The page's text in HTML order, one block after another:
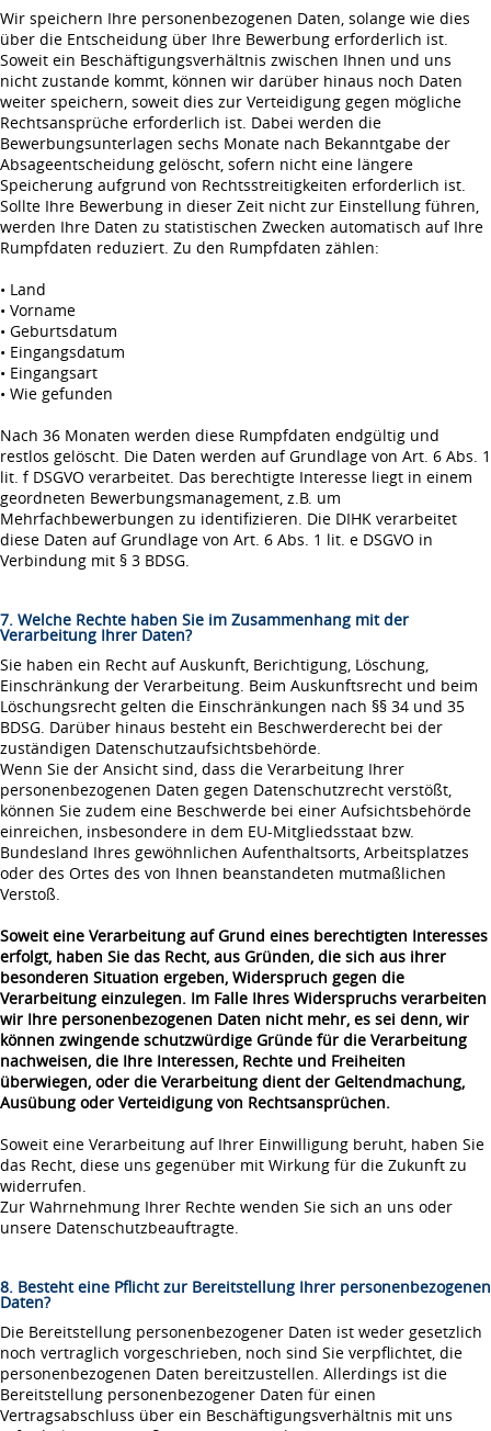
Wir speichern Ihre personenbezogenen Daten, solange wie dies
über die Entscheidung über Ihre Bewerbung erforderlich ist.
Soweit ein Beschäftigungsverhältnis zwischen Ihnen und uns
nicht zustande kommt, können wir darüber hinaus noch Daten
weiter speichern, soweit dies zur Verteidigung gegen mögliche
Rechtsansprüche erforderlich ist. Dabei werden die
Bewerbungsunterlagen sechs Monate nach Bekanntgabe der
Absageentscheidung gelöscht, sofern nicht eine längere
Speicherung aufgrund von Rechtsstreitigkeiten erforderlich ist.
Sollte Ihre Bewerbung in dieser Zeit nicht zur Einstellung führen,
werden Ihre Daten zu statistischen Zwecken automatisch auf Ihre
Rumpfdaten reduziert. Zu den Rumpfdaten zählen:
• Land
• Vorname
• Geburtsdatum
• Eingangsdatum
• Eingangsart
• Wie gefunden
Nach 36 Monaten werden diese Rumpfdaten endgültig und
restlos gelöscht. Die Daten werden auf Grundlage von Art. 6 Abs. 1
lit. f DSGVO verarbeitet. Das berechtigte Interesse liegt in einem
geordneten Bewerbungsmanagement, z.B. um
Mehrfachbewerbungen zu identifizieren. Die DIHK verarbeitet
diese Daten auf Grundlage von Art. 6 Abs. 1 lit. e DSGVO in
Verbindung mit § 3 BDSG.
7. Welche Rechte haben Sie im Zusammenhang mit der
Verarbeitung Ihrer Daten?
Sie haben ein Recht auf Auskunft, Berichtigung, Löschung,
Einschränkung der Verarbeitung. Beim Auskunftsrecht und beim
Löschungsrecht gelten die Einschränkungen nach §§ 34 und 35
BDSG. Darüber hinaus besteht ein Beschwerderecht bei der
zuständigen Datenschutzaufsichtsbehörde.
Wenn Sie der Ansicht sind, dass die Verarbeitung Ihrer
personenbezogenen Daten gegen Datenschutzrecht verstößt,
können Sie zudem eine Beschwerde bei einer Aufsichtsbehörde
einreichen, insbesondere in dem EU-Mitgliedsstaat bzw.
Bundesland Ihres gewöhnlichen Aufenthaltsorts, Arbeitsplatzes
oder des Ortes des von Ihnen beanstandeten mutmaßlichen
Verstoß.
Soweit eine Verarbeitung auf Grund eines berechtigten Interesses
erfolgt, haben Sie das Recht, aus Gründen, die sich aus ihrer
besonderen Situation ergeben, Widerspruch gegen die
Verarbeitung einzulegen. Im Falle Ihres Widerspruchs verarbeiten
wir Ihre personenbezogenen Daten nicht mehr, es sei denn, wir
können zwingende schutzwürdige Gründe für die Verarbeitung
nachweisen, die Ihre Interessen, Rechte und Freiheiten
überwiegen, oder die Verarbeitung dient der Geltendmachung,
Ausübung oder Verteidigung von Rechtsansprüchen.
Soweit eine Verarbeitung auf Ihrer Einwilligung beruht, haben Sie
das Recht, diese uns gegenüber mit Wirkung für die Zukunft zu
widerrufen.
Zur Wahrnehmung Ihrer Rechte wenden Sie sich an uns oder
unsere Datenschutzbeauftragte.
8. Besteht eine Pflicht zur Bereitstellung Ihrer personenbezogenen
Daten?
Die Bereitstellung personenbezogener Daten ist weder gesetzlich
noch vertraglich vorgeschrieben, noch sind Sie verpflichtet, die
personenbezogenen Daten bereitzustellen. Allerdings ist die
Bereitstellung personenbezogener Daten für einen
Vertragsabschluss über ein Beschäftigungsverhältnis mit uns